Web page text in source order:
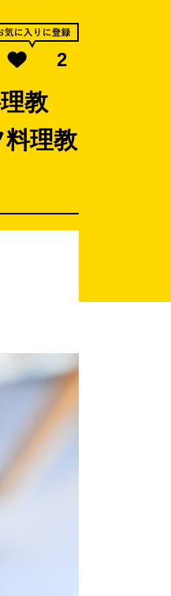
2
教
理教